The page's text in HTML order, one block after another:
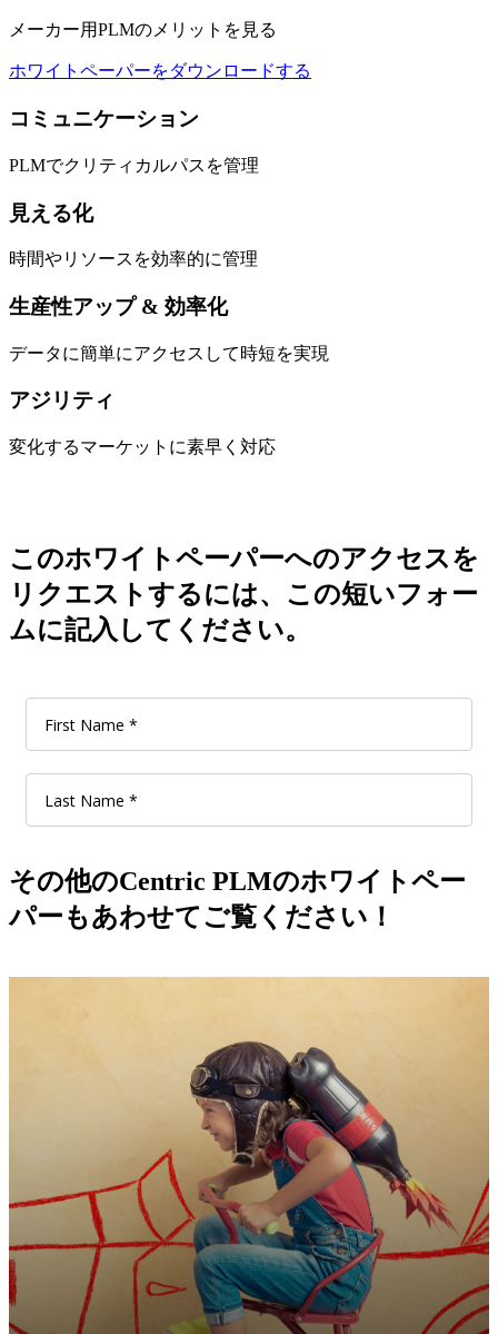
メーカー用PLMのメリットを見る
ホワイトペーパーをダウンロードする
コミュニケーション
PLMでクリティカルパスを管理
見える化
時間やリソースを効率的に管理
生産性アップ & 効率化
データに簡単にアクセスして時短を実現
アジリティ
変化するマーケットに素早く対応
このホワイトペーパーへのアクセスを
リクエストするには、この短いフォー
ムに記入してください。
その他のCentric PLMのホワイトペー
パーもあわせてご覧ください！